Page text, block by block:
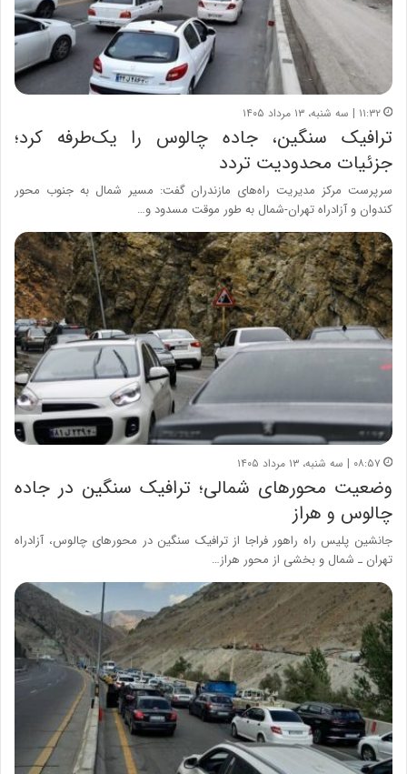
۱۱:۳۲ | سه شنبه، ۱۳ مرداد ۱۴۰۵
ترافیک سنگین، جاده چالوس را یک‌طرفه کرد؛
جزئیات محدودیت تردد
سرپرست مرکز مدیریت راه‌های مازندران گفت: مسیر شمال به جنوب محور
کندوان و آزادراه تهران-شمال به طور موقت مسدود و…
۰۸:۵۷ | سه شنبه، ۱۳ مرداد ۱۴۰۵
وضعیت محورهای شمالی؛ ترافیک سنگین در جاده
چالوس و هراز
جانشین پلیس راه راهور فراجا از ترافیک سنگین در محورهای چالوس، آزادراه
تهران ـ شمال و بخشی از محور هراز…